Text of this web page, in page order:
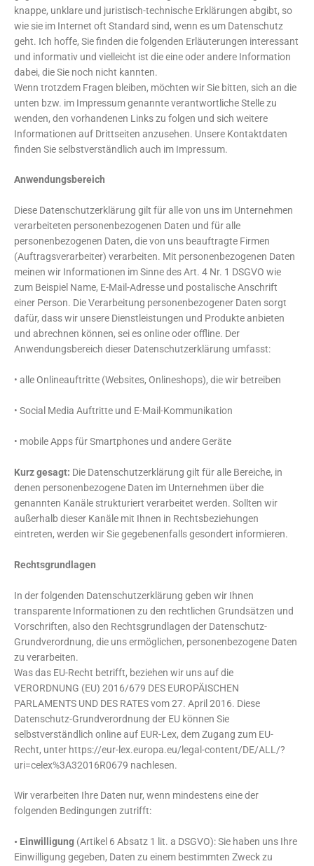
knappe, unklare und juristisch-technische Erklärungen abgibt, so
wie sie im Internet oft Standard sind, wenn es um Datenschutz
geht. Ich hoffe, Sie finden die folgenden Erläuterungen interessant
und informativ und vielleicht ist die eine oder andere Information
dabei, die Sie noch nicht kannten.
Wenn trotzdem Fragen bleiben, möchten wir Sie bitten, sich an die
unten bzw. im Impressum genannte verantwortliche Stelle zu
wenden, den vorhandenen Links zu folgen und sich weitere
Informationen auf Drittseiten anzusehen. Unsere Kontaktdaten
finden Sie selbstverständlich auch im Impressum.
Anwendungsbereich
Diese Datenschutzerklärung gilt für alle von uns im Unternehmen
verarbeiteten personenbezogenen Daten und für alle
personenbezogenen Daten, die von uns beauftragte Firmen
(Auftragsverarbeiter) verarbeiten. Mit personenbezogenen Daten
meinen wir Informationen im Sinne des Art. 4 Nr. 1 DSGVO wie
zum Beispiel Name, E-Mail-Adresse und postalische Anschrift
einer Person. Die Verarbeitung personenbezogener Daten sorgt
dafür, dass wir unsere Dienstleistungen und Produkte anbieten
und abrechnen können, sei es online oder offline. Der
Anwendungsbereich dieser Datenschutzerklärung umfasst:
• alle Onlineauftritte (Websites, Onlineshops), die wir betreiben
• Social Media Auftritte und E-Mail-Kommunikation
• mobile Apps für Smartphones und andere Geräte
Kurz gesagt: Die Datenschutzerklärung gilt für alle Bereiche, in
denen personenbezogene Daten im Unternehmen über die
genannten Kanäle strukturiert verarbeitet werden. Sollten wir
außerhalb dieser Kanäle mit Ihnen in Rechtsbeziehungen
eintreten, werden wir Sie gegebenenfalls gesondert informieren.
Rechtsgrundlagen
In der folgenden Datenschutzerklärung geben wir Ihnen
transparente Informationen zu den rechtlichen Grundsätzen und
Vorschriften, also den Rechtsgrundlagen der Datenschutz-
Grundverordnung, die uns ermöglichen, personenbezogene Daten
zu verarbeiten.
Was das EU-Recht betrifft, beziehen wir uns auf die
VERORDNUNG (EU) 2016/679 DES EUROPÄISCHEN
PARLAMENTS UND DES RATES vom 27. April 2016. Diese
Datenschutz-Grundverordnung der EU können Sie
selbstverständlich online auf EUR-Lex, dem Zugang zum EU-
Recht, unter https://eur-lex.europa.eu/legal-content/DE/ALL/?
uri=celex%3A32016R0679 nachlesen.
Wir verarbeiten Ihre Daten nur, wenn mindestens eine der
folgenden Bedingungen zutrifft:
• Einwilligung (Artikel 6 Absatz 1 lit. a DSGVO): Sie haben uns Ihre
Einwilligung gegeben, Daten zu einem bestimmten Zweck zu